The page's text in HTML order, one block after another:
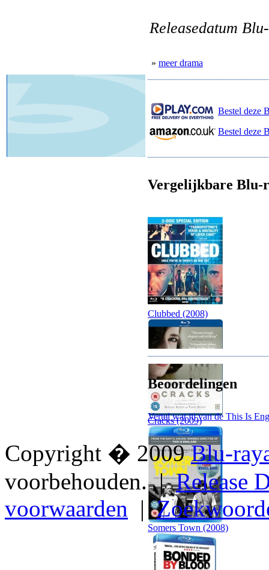
Releasedatum
» meer drama
Bestel deze
Bestel deze
Vergelijkbare Blu-
Clubbed (2008)
Cracks (2009)
Somers Town (2008)
Beoordelingen
Vertel wat jij van de This Is
Copyright � 2009Blu-
voorbehouden. |Release
voorwaarden |